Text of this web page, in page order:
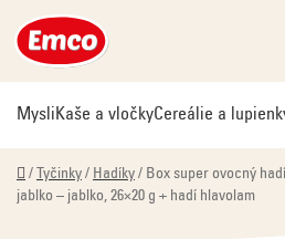
na
obsah
MysliKaše a vločkyCereálie a
Domov
/ Tyčinky / Hadíky / Box super ovocný
jablko – jablko, 26×20 g + hadí hlavolam